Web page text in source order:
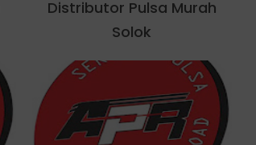
Distributor Pulsa Murah
Solok